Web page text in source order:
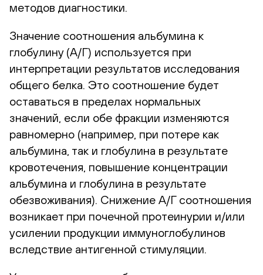
методов диагностики.
Значение соотношения альбумина к
глобулину (А/Г) используется при
интерпретации результатов исследования
общего белка. Это соотношение будет
оставаться в пределах нормальных
значений, если обе фракции изменяются
равномерно (например, при потере как
альбумина, так и глобулина в результате
кровотечения, повышение концентрации
альбумина и глобулина в результате
обезвоживания). Снижение А/Г соотношения
возникает при почечной протеинурии и/или
усилении продукции иммуноглобулинов
вследствие антигенной стимуляции.